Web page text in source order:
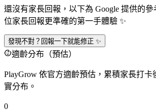
還沒有家長回報，以下為 Google 提供的
位家長回報更準確的第一手體驗 ✨
發現不對？回報一下就能修正 ✨
適齡分布（預估）
PlayGrow 依官方適齡預估，累積家長打
實分布。
0